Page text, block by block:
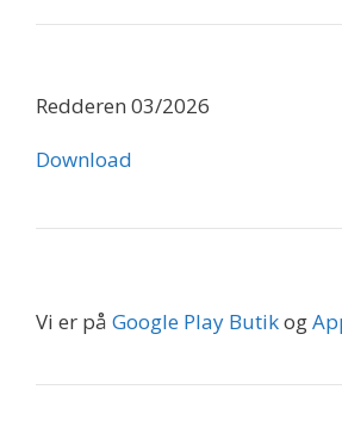
Redderen 03/2026
Download
Vi er på Google Play Butikog